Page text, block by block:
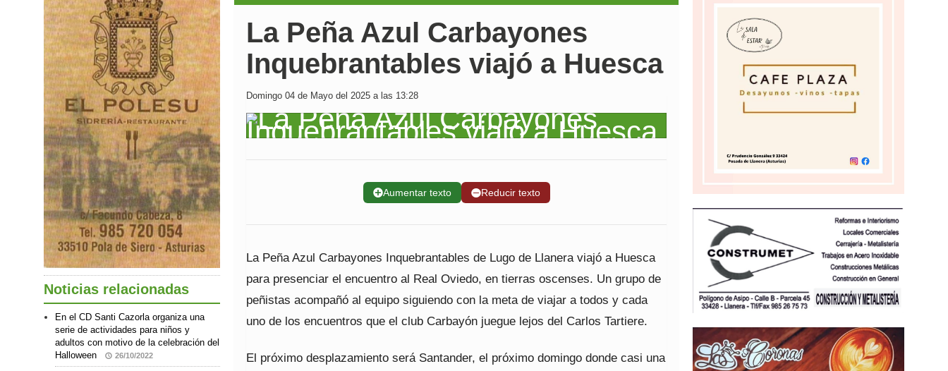
La Peña Azul Carbayones
Inquebrantables viajó a Huesca
Domingo 04 de Mayo del 2025 a las 13:28
➕Aumentar texto ➖Reducir texto
La Peña Azul Carbayones Inquebrantables de Lugo de Llanera viajó a Huesca
para presenciar el encuentro al Real Oviedo, en tierras oscenses. Un grupo de
peñistas acompañó al equipo siguiendo con la meta de viajar a todos y cada
uno de los encuentros que el club Carbayón juegue lejos del Carlos Tartiere.
El próximo desplazamiento será Santander, el próximo domingo donde casi una
Noticias relacionadas
En el CD Santi Cazorla organiza una
serie de actividades para niños y
adultos con motivo de la celebración del
Halloween
26/10/2022